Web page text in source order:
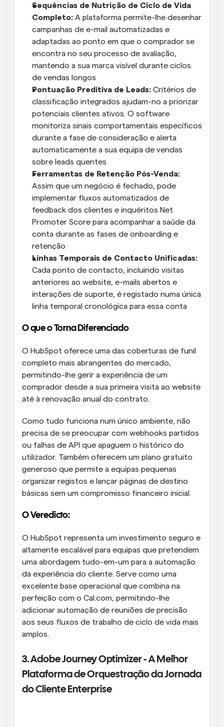
Sequências de Nutrição de Ciclo de Vida
Completo: A plataforma permite-lhe desenhar
campanhas de e-mail automatizadas e
adaptadas ao ponto em que o comprador se
encontra no seu processo de avaliação,
mantendo a sua marca visível durante ciclos
de vendas longos
Pontuação Preditiva de Leads: Critérios de
classificação integrados ajudam-no a priorizar
potenciais clientes ativos. O software
monitoriza sinais comportamentais específicos
durante a fase de consideração e alerta
automaticamente a sua equipa de vendas
sobre leads quentes
Assim que um negócio é fechado, pode
implementar fluxos automatizados de
feedback dos clientes e inquéritos Net
Promoter Score para acompanhar a saúde da
conta durante as fases de onboarding e
retenção
Cada ponto de contacto, incluindo visitas
anteriores ao website, e-mails abertos e
interações de suporte, é registado numa única
linha temporal cronológica para essa conta
O que o Torna Diferenciado
O HubSpot oferece uma das coberturas de funil
completo mais abrangentes do mercado,
permitindo-lhe gerir a experiência de um
comprador desde a sua primeira visita ao website
até à renovação anual do contrato.
Como tudo funciona num único ambiente, não
precisa de se preocupar com webhooks partidos
ou falhas de API que apaguem o histórico do
utilizador. Também oferecem um plano gratuito
generoso que permite a equipas pequenas
organizar registos e lançar páginas de destino
básicas sem um compromisso financeiro inicial.
O Veredicto:
O HubSpot representa um investimento seguro e
altamente escalável para equipas que pretendem
uma abordagem tudo-em-um para a automação
da experiência do cliente. Serve como uma
excelente base operacional que combina na
perfeição com o Cal.com, permitindo-lhe
adicionar automação de reuniões de precisão
aos seus fluxos de trabalho de ciclo de vida mais
amplos.
3. Adobe Journey Optimizer - A Melhor
Plataforma de Orquestração da Jornada
do Cliente Enterprise